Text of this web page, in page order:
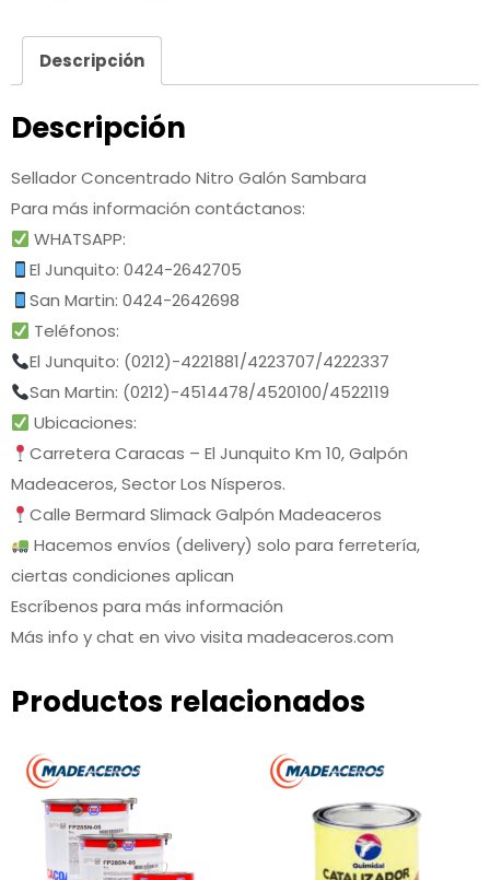
Descripción
Descripción
Sellador Concentrado Nitro Galón Sambara
Para más información contáctanos:
WHATSAPP:
El Junquito: 0424-2642705
San Martin: 0424-2642698
Teléfonos:
El Junquito: (0212)-4221881/4223707/4222337
San Martin: (0212)-4514478/4520100/4522119
Ubicaciones:
Carretera Caracas – El Junquito Km 10, Galpón
Madeaceros, Sector Los Nísperos.
Calle Bermard Slimack Galpón Madeaceros
Hacemos envíos (delivery) solo para ferretería,
ciertas condiciones aplican
Escríbenos para más información
Más info y chat en vivo visita madeaceros.com
Productos relacionados